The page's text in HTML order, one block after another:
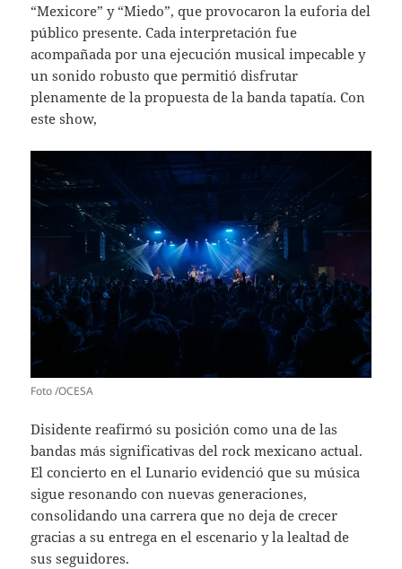
“Mexicore” y “Miedo”, que provocaron la euforia del
público presente. Cada interpretación fue
acompañada por una ejecución musical impecable y
un sonido robusto que permitió disfrutar
plenamente de la propuesta de la banda tapatía. Con
este show,
Foto /OCESA
Disidente reafirmó su posición como una de las
bandas más significativas del rock mexicano actual.
El concierto en el Lunario evidenció que su música
sigue resonando con nuevas generaciones,
consolidando una carrera que no deja de crecer
gracias a su entrega en el escenario y la lealtad de
sus seguidores.